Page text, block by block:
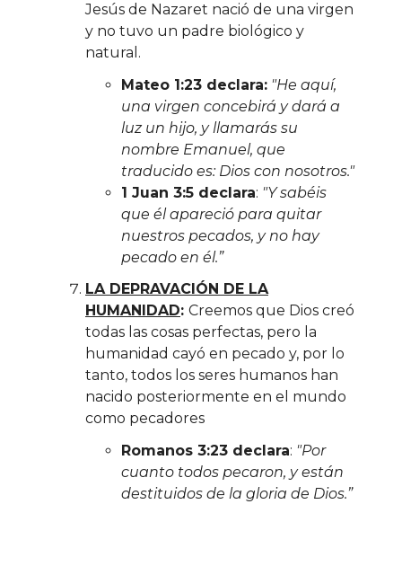
Jesús de Nazaret nació de una virgen
y no tuvo un padre biológico y
natural.
Mateo 1:23 declara: "He aquí,
una virgen concebirá y dará a
luz un hijo, y llamarás su
nombre Emanuel, que
traducido es: Dios con nosotros."
1 Juan 3:5 declara: "Y sabéis
que él apareció para quitar
nuestros pecados, y no hay
pecado en él.”
LA DEPRAVACIÓN DE LA
HUMANIDAD: Creemos que Dios creó
todas las cosas perfectas, pero la
humanidad cayó en pecado y, por lo
tanto, todos los seres humanos han
nacido posteriormente en el mundo
como pecadores
Romanos 3:23 declara: "Por
cuanto todos pecaron, y están
destituidos de la gloria de Dios.”